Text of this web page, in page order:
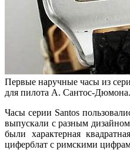
Первые наручные часы из
для пилота А. Сантос-Дюмона.
Часы серии Santos
выпускали с разным
были характерная
циферблат с римскими